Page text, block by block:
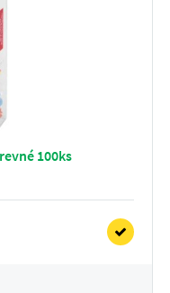
100ks